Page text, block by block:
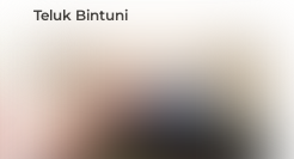
Teluk Bintuni